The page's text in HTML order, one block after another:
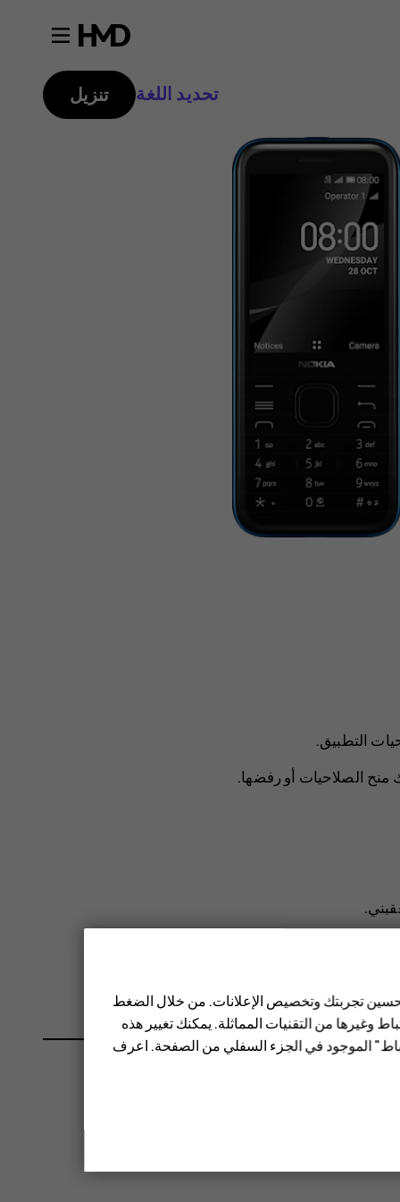
تحديد اللغة تنزيل
التطبيق.
منح الصلاحيات أو رفضها.
.
تحسين تجربتك وتخصيص الإعلانات. من خلال الضغط
وغيرها من التقنيات المماثلة. يمكنك تغيير هذه
الموجود في الجزء السفلي من الصفحة. اعرف